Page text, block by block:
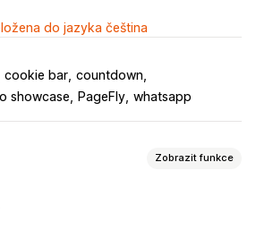
do jazyka čeština
cookie bar countdown
showcase PageFly whatsapp
Zobrazit funkce